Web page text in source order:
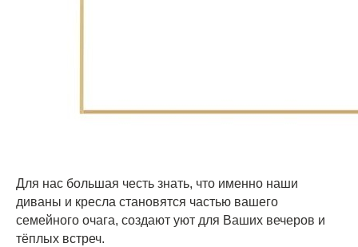
Для нас большая честь знать, что именно наши
диваны и кресла становятся частью вашего
семейного очага, создают уют для Ваших вечеров и
тёплых встреч.